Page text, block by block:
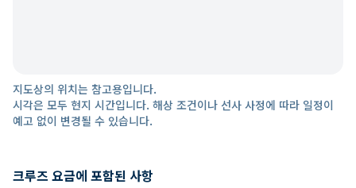
지도상의 위치는 참고용입니다.
시각은 모두 현지 시간입니다. 해상 조건이나 선사 사정에 따라 일정이
예고 없이 변경될 수 있습니다.
크루즈 요금에 포함된 사항